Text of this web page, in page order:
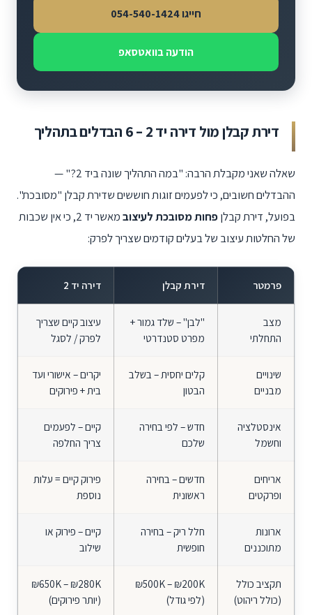
חייגו 054-540-1424
הודעה בוואטסאפ
דירת קבלן מול דירה יד 2 – 6 הבדלים בתהליך
שאלה שאני מקבלת הרבה: "במה התהליך שונה ביד 2?" —
ההבדלים חשובים, כי לפעמים זוגות חוששים שדירת קבלן "מסובכת".
בפועל, דירת קבלןפחות מסובכת לעיצוב
מאשר יד 2, כי אין שכבות
של החלטות עיצוב של בעלים קודמים שצריך לפרק:
פרמטר דירת קבלן דירה יד 2
מצב
התחלתי
"לבן" – שלד גמור +
מפרט סטנדרטי
עיצוב קיים שצריך
לפרק / לסגל
שינויים
מבניים
קלים יחסית – בשלב
הבטון
יקרים – אישורי ועד
בית + פירוקים
אינסטלציה
וחשמל
חדש – לפי בחירה
שלכם
קיים – לפעמים
צריך החלפה
אריחים
ופרקטים
חדשים – בחירה
ראשונית
פירוק קיים = עלות
נוספת
ארונות
מתוכננים
חלל ריק – בחירה
חופשית
קיים – פירוק או
שילוב
תקציב כולל
(כולל ריהוט)
₪500K – ₪200K
(לפי גודל)
₪650K – ₪280K
(יותר פירוקים)